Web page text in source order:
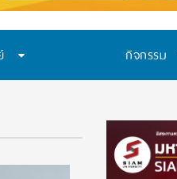
กิจกรรม